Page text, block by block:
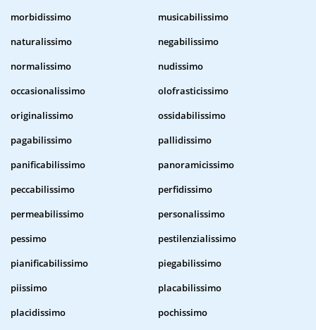
morbidissimo
musicabilissimo
naturalissimo
negabilissimo
normalissimo
nudissimo
occasionalissimo
olofrasticissimo
originalissimo
ossidabilissimo
pagabilissimo
pallidissimo
panificabilissimo
panoramicissimo
peccabilissimo
perfidissimo
permeabilissimo
personalissimo
pessimo
pestilenzialissimo
pianificabilissimo
piegabilissimo
piissimo
placabilissimo
placidissimo
pochissimo